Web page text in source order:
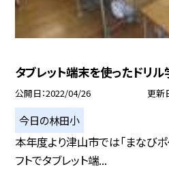
タブレット端末を使ったドリ
公開日 2022/04/26 更新
今日の林田小
本年度より津山市では「まなびポ
フトでタブレット端...